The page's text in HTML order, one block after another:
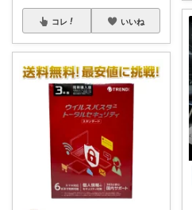
コレ いいね